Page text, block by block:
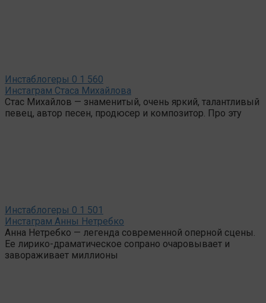
Инстаблогеры 0 1 560
Инстаграм Стаса Михайлова
Стас Михайлов — знаменитый, очень яркий, талантливый
певец, автор песен, продюсер и композитор. Про эту
Инстаблогеры 0 1 501
Инстаграм Анны Нетребко
Анна Нетребко — легенда современной оперной сцены.
Ее лирико-драматическое сопрано очаровывает и
завораживает миллионы